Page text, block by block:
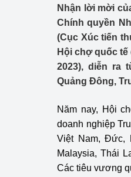
Nhận lời mời
Chính quyền
(Cục Xúc tiến
Hội chợ quốc
2023), diễn ra
Quảng Đông,
Năm nay, Hội
doanh nghiệp
Việt Nam, Đức,
Malaysia, Thái
Các tiêu vương